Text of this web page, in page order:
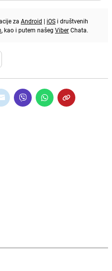
za Android | iOS i društvenih
, kao i putem našeg ViberChata.